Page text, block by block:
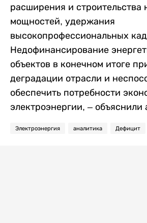
расширения и строительства
мощностей, удержания
высокопрофессиональных
Недофинансирование
объектов в конечном итоге
деградации отрасли и
обеспечить потребности
электроэнергии, – объяснили
Электроэнергия аналитика Дефицит